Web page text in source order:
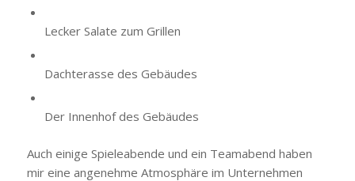
Lecker Salate zum Grillen
Dachterasse des Gebäudes
Der Innenhof des Gebäudes
Auch einige Spieleabende und ein Teamabend haben
mir eine angenehme Atmosphäre im Unternehmen